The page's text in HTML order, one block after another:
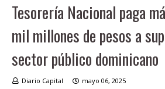
Tesorería Nacional paga
mil millones de pesos a
sector público dominicano
Diario Capital mayo 06, 2025